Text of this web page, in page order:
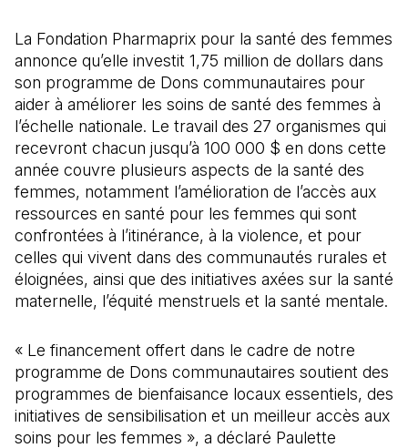
La Fondation Pharmaprix pour la santé des femmes
annonce qu’elle investit 1,75 million de dollars dans
son programme de Dons communautaires pour
aider à améliorer les soins de santé des femmes à
l’échelle nationale. Le travail des 27 organismes qui
recevront chacun jusqu’à 100 000 $ en dons cette
année couvre plusieurs aspects de la santé des
femmes, notamment l’amélioration de l’accès aux
ressources en santé pour les femmes qui sont
confrontées à l’itinérance, à la violence, et pour
celles qui vivent dans des communautés rurales et
éloignées, ainsi que des initiatives axées sur la santé
maternelle, l’équité menstruels et la santé mentale.
« Le financement offert dans le cadre de notre
programme de Dons communautaires soutient des
programmes de bienfaisance locaux essentiels, des
initiatives de sensibilisation et un meilleur accès aux
soins pour les femmes », a déclaré Paulette